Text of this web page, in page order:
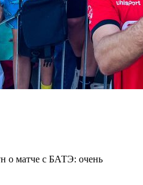
о матче с БАТЭ: очень